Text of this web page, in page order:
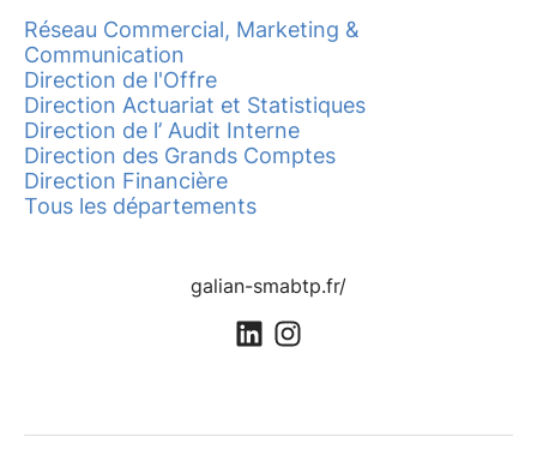
Réseau Commercial, Marketing &
Communication
Direction de l'Offre
Direction Actuariat et Statistiques
Direction de l’ Audit Interne
Direction des Grands Comptes
Direction Financière
Tous les départements
galian-smabtp.fr/